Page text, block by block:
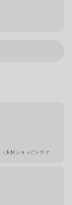
玉村ショッピングセ